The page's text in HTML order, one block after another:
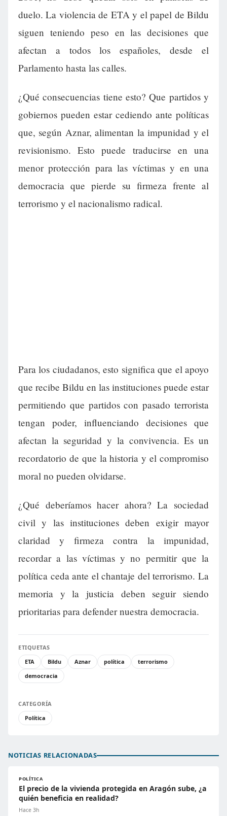
duelo. La violencia de ETA y el papel de Bildu
siguen teniendo peso en las decisiones que
afectan a todos los españoles, desde el
Parlamento hasta las calles.
¿Qué consecuencias tiene esto? Que partidos y
gobiernos pueden estar cediendo ante políticas
que, según Aznar, alimentan la impunidad y el
revisionismo. Esto puede traducirse en una
menor protección para las víctimas y en una
democracia que pierde su firmeza frente al
terrorismo y el nacionalismo radical.
Para los ciudadanos, esto significa que el apoyo
que recibe Bildu en las instituciones puede estar
permitiendo que partidos con pasado terrorista
tengan poder, influenciando decisiones que
afectan la seguridad y la convivencia. Es un
recordatorio de que la historia y el compromiso
moral no pueden olvidarse.
¿Qué deberíamos hacer ahora? La sociedad
civil y las instituciones deben exigir mayor
claridad y firmeza contra la impunidad,
recordar a las víctimas y no permitir que la
política ceda ante el chantaje del terrorismo. La
memoria y la justicia deben seguir siendo
prioritarias para defender nuestra democracia.
ETIQUETAS
ETA
Bildu Aznar política
terrorismo
democracia
CATEGORÍA
Política
NOTICIAS RELACIONADAS
POLÍTICA
El precio de la vivienda protegida en Aragón sube, ¿a
quién beneficia en realidad?
Hace 3h